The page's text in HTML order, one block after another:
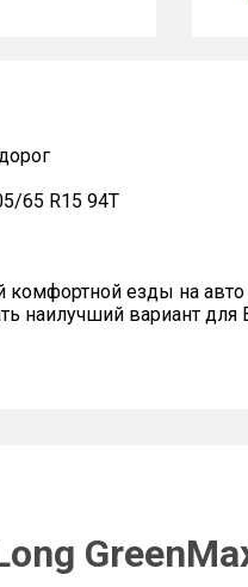
65 R15 94T
езды на авто
наилучший вариант для